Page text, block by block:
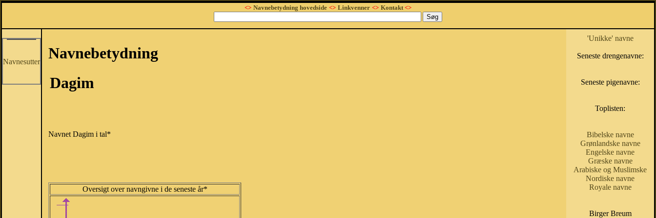
<> Navnebetydning hovedside <> Linkvenner <> Kontakt<>
Navnesutter
Navnebetydning
Dagim
Navnet Dagim i tal*
Oversigt over navngivne i de seneste år*
'Unikke' navne
Seneste drengenavne:
Seneste pigenavne:
Toplisten:
Bibelske navne
Grønlandske navne
Engelske navne
Græske navne
Arabiske og Muslimske
Nordiske navne
Royale navne
Birger Breum